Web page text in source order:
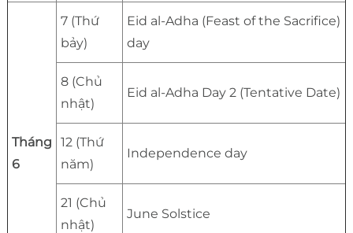
Tháng
6
7 (Thứ
bảy)
Eid al-Adha (Feast of the Sacrifice)
day
8 (Chủ
nhật)
Eid al-Adha Day 2 (Tentative Date)
12 (Thứ
năm)
Independence day
21 (Chủ
nhật)
June Solstice